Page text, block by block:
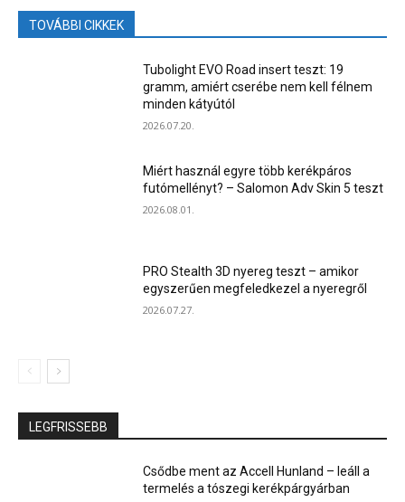
TOVÁBBI CIKKEK
Tubolight EVO Road insert teszt: 19
gramm, amiért cserébe nem kell félnem
minden kátyútól
2026.07.20.
Miért használ egyre több kerékpáros
futómellényt? – Salomon Adv Skin 5 teszt
2026.08.01.
PRO Stealth 3D nyereg teszt – amikor
egyszerűen megfeledkezel a nyeregről
2026.07.27.
LEGFRISSEBB
Csődbe ment az Accell Hunland – leáll a
termelés a tószegi kerékpárgyárban